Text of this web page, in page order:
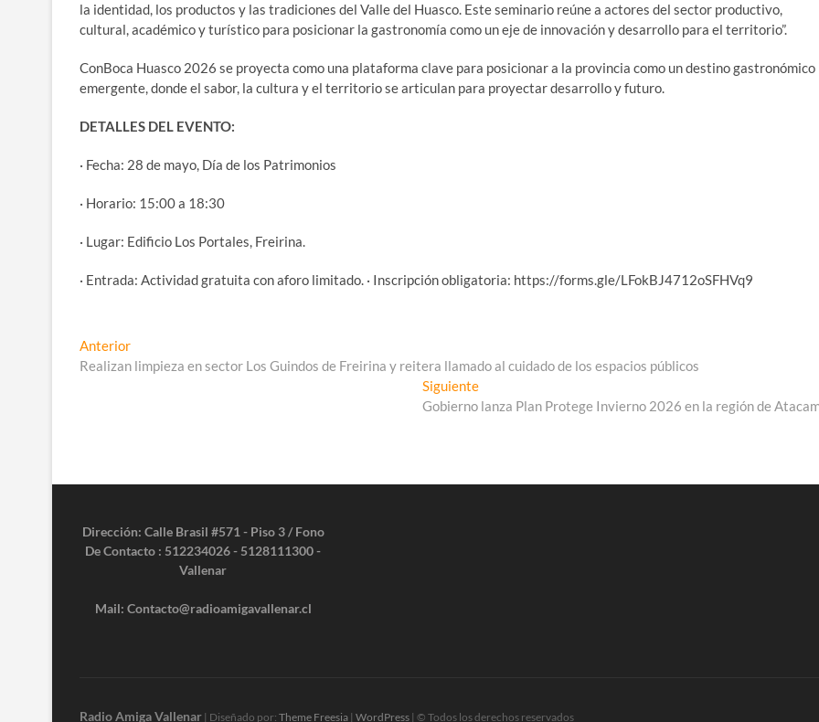
la identidad, los productos y las tradiciones del Valle del Huasco. Este seminario reúne a actores del sector productivo,
cultural, académico y turístico para posicionar la gastronomía como un eje de innovación y desarrollo para el territorio”.
ConBoca Huasco 2026 se proyecta como una plataforma clave para posicionar a la provincia como un destino gastronómico
emergente, donde el sabor, la cultura y el territorio se articulan para proyectar desarrollo y futuro.
DETALLES DEL EVENTO:
· Fecha: 28 de mayo, Día de los Patrimonios
· Horario: 15:00 a 18:30
· Lugar: Edificio Los Portales, Freirina.
· Entrada: Actividad gratuita con aforo limitado. · Inscripción obligatoria: https://forms.gle/LFokBJ4712oSFHVq9
Navegación
de
AnteriorEntrada
anterior:
Realizan limpieza en sector Los Guindos de Freirina y reitera llamado al cuidado de los espacios públicos
SiguienteEntrada
siguiente:
Gobierno lanza Plan Protege Invierno 2026 en la región de
Dirección: Calle Brasil #571 - Piso 3 / Fono
De Contacto : 512234026 - 5128111300 -
Vallenar
Mail: Contacto@radioamigavallenar.cl
Radio Amiga Vallenar | Diseñado por: Theme Freesia | WordPress | © Todos los derechos reservados